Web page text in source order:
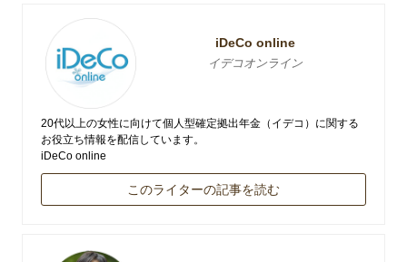
iDeCo online
イデコオンライン
20代以上の女性に向けて個人型確定拠出年金（イデコ）に関する
お役立ち情報を配信しています。
iDeCo online
このライターの記事を読む